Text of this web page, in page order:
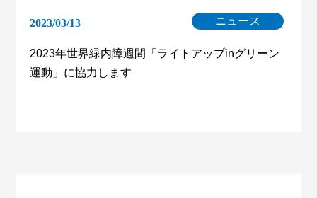
2023/03/13 ニュース
2023年世界緑内障週間「ライトアップinグリーン
運動」に協力します